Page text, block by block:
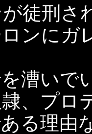
徒刑さ
ンにガ
漕いで
隷、プロ
る理由